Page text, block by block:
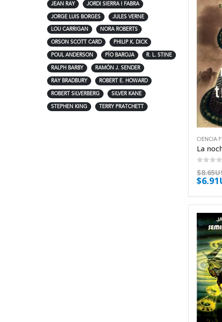
CIENCIA
$
$
JEAN RAY JORDI SIERRA I FABRA
JORGE LUIS BORGES JULES VERNE
LOU CARRIGAN NORA ROBERTS
ORSON SCOTT CARD PHILIP K. DICK
POUL ANDERSON PÍO BAROJA R. L. STINE
RALPH BARBY RAMÓN J. SENDER
RAY BRADBURY ROBERT E. HOWARD
ROBERT SILVERBERG SILVER KANE
STEPHEN KING TERRY PRATCHETT